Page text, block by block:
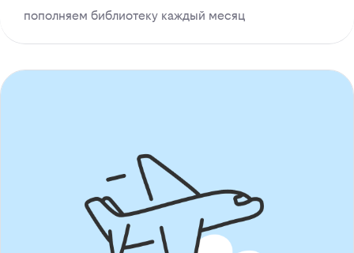
пополняем библиотеку каждый месяц